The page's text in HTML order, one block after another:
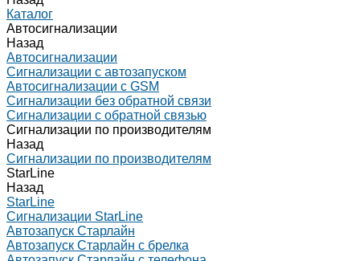
Каталог
Автосигнализации
Назад
Автосигнализации
Сигнализации с автозапуском
Автосигнализации с GSM
Сигнализации без обратной связи
Сигнализации с обратной связью
Сигнализации по производителям
Назад
Сигнализации по производителям
StarLine
Назад
StarLine
Сигнализации StarLine
Автозапуск Старлайн
Автозапуск Старлайн с брелка